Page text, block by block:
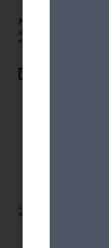
MDA GENEVE -
Rester en forme, créatif
et autonome après 50 ans !
Le MDA Genève - Activités
PLATEFORME du réseau